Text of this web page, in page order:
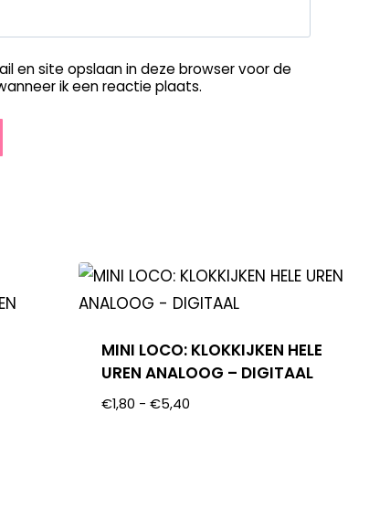
en site opslaan in deze browser voor de
ik een reactie plaats.
MINI LOCO: KLOKKIJKEN HELE
UREN ANALOOG – DIGITAAL
€1,80 - €5,40